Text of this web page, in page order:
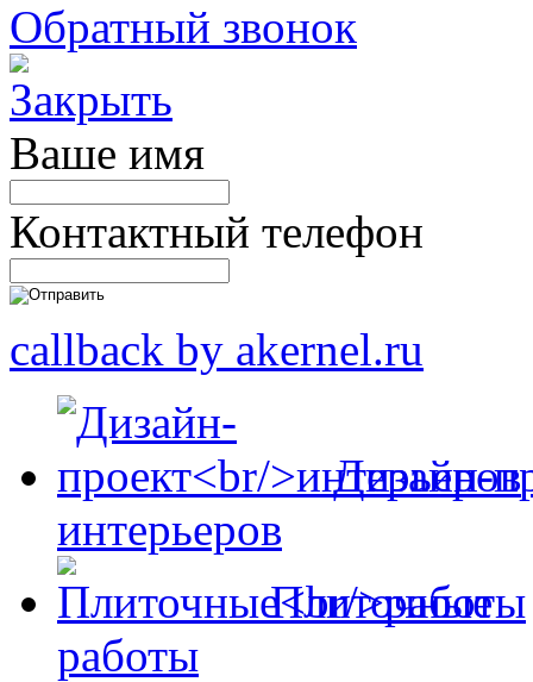
Обратный звонок
Ваше имя
Контактный телефон
callback by akernel.ru
Дизайн-
интерьеров
Плиточные
работы